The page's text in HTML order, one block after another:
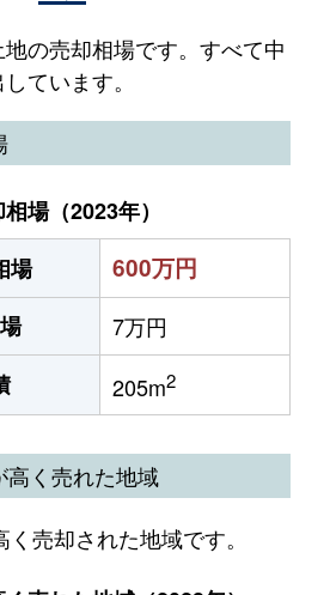
の売却相場です。すべて中
ています。
場（2023年）
場
600万円
7万円
205m2
高く売れた地域
売却された地域です。